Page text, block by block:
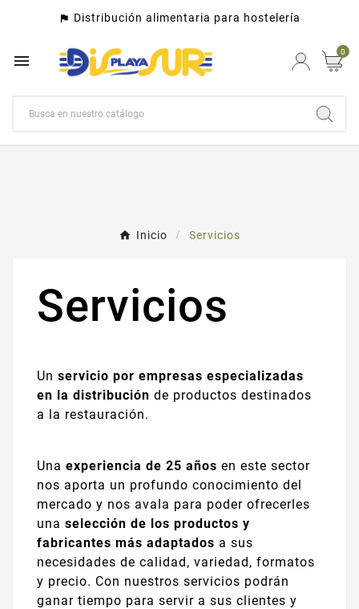
assistant_photo Distribución alimentaria para hostelería
 0
Inicio Servicios
Servicios
Un servicio por empresas especializadas
en la distribución de productos destinados
a la restauración.
Una experiencia de 25 años en este sector
nos aporta un profundo conocimiento del
mercado y nos avala para poder ofrecerles
una selección de los productos y
fabricantes más adaptados a sus
necesidades de calidad, variedad, formatos
y precio. Con nuestros servicios podrán
ganar tiempo para servir a sus clientes y